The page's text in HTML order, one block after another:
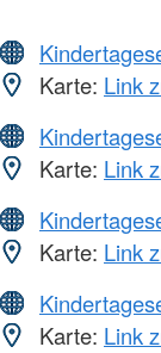
Karte: Link
Karte: Link
Karte: Link
Karte: Link